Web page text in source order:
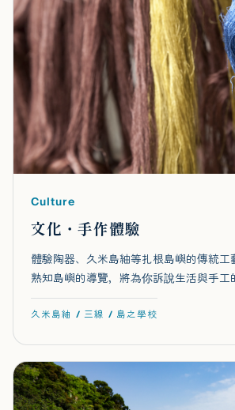
Culture
文化・手作體驗
體驗陶器、久米島紬等扎根島嶼的傳統工
熟知島嶼的導覽，將為你訴說生活與手
久米島紬 / 三線 / 島之學校